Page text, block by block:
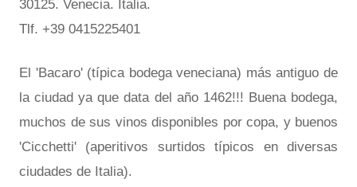
30125. Venecia. Italia.
Tlf. +39 0415225401
El 'Bacaro' (típica bodega veneciana) más antiguo de
la ciudad ya que data del año 1462!!! Buena bodega,
muchos de sus vinos disponibles por copa, y buenos
'Cicchetti' (aperitivos surtidos típicos en diversas
ciudades de Italia).